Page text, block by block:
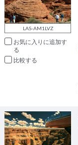
LAS-AM1LVZ
お気に入りに追加
比較